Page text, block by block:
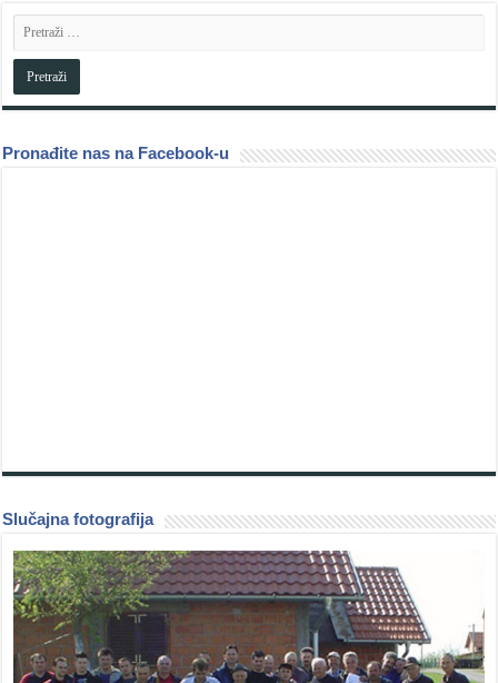
Pronađite nas na Facebook-u
Slučajna fotografija